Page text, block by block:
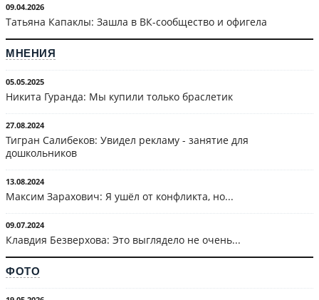
09.04.2026
Татьяна Капаклы: Зашла в ВК-сообщество и офигела
МНЕНИЯ
05.05.2025
Никита Гуранда: Мы купили только браслетик
27.08.2024
Тигран Салибеков: Увидел рекламу - занятие для
дошкольников
13.08.2024
Максим Зарахович: Я ушёл от конфликта, но...
09.07.2024
Клавдия Безверхова: Это выглядело не очень...
ФОТО